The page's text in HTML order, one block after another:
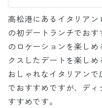
高松港にあるイタリア
の初デートランチでお
のロケーションを楽し
クスしたデートを楽し
おしゃれなイタリアン
でおすすめですが、デ
すすめです。